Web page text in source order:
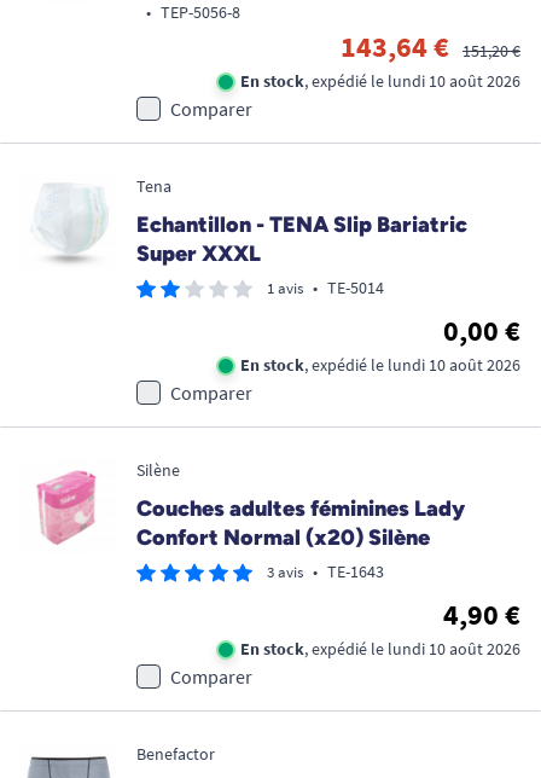
• TEP-5056-8
143,64 €
151,20 €
En stock, expédié le lundi 10 août 2026
Comparer
Tena
Echantillon - TENA Slip Bariatric
Super XXXL
1 avis • TE-5014
0,00 €
En stock, expédié le lundi 10 août 2026
Comparer
Silène
Couches adultes féminines Lady
Confort Normal (x20) Silène
3 avis • TE-1643
4,90 €
En stock, expédié le lundi 10 août 2026
Comparer
Benefactor